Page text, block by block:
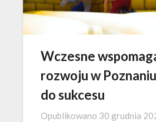
Wczesne
rozwoju w
do sukcesu
Opublikowano 30 grudnia